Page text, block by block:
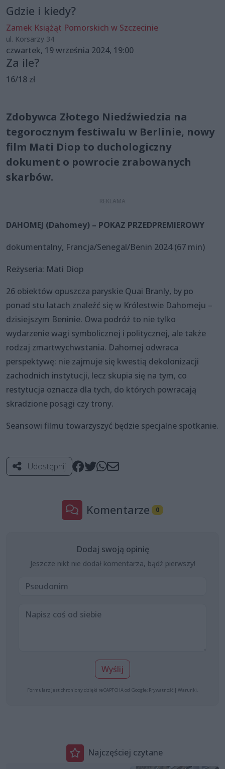
Gdzie i kiedy?
Zamek Książąt Pomorskich w Szczecinie
ul. Korsarzy 34
czwartek, 19 września 2024, 19:00
Za ile?
16/18 zł
Zdobywca Złotego Niedźwiedzia na
tegorocznym festiwalu w Berlinie, nowy
film Mati Diop to duchologiczny
dokument o powrocie zrabowanych
skarbów.
DAHOMEJ (Dahomey) – POKAZ PRZEDPREMIEROWY
dokumentalny, Francja/Senegal/Benin 2024 (67 min)
Reżyseria: Mati Diop
26 obiektów opuszcza paryskie Quai Branly, by po
ponad stu latach znaleźć się w Królestwie Dahomeju –
dzisiejszym Beninie. Owa podróż to nie tylko
wydarzenie wagi symbolicznej i politycznej, ale także
rodzaj zmartwychwstania. Dahomej odwraca
perspektywę: nie zajmuje się kwestią dekolonizacji
zachodnich instytucji, lecz skupia się na tym, co
restytucja oznacza dla tych, do których powracają
skradzione posągi czy trony.
Seansowi filmu towarzyszyć będzie specjalne spotkanie.
Udostępnij
Komentarze 0
Dodaj swoją opinię
Jeszcze nikt nie dodał komentarza, bądź pierwszy!
Wyślij
Formularz jest chroniony dzięki reCAPTCHA od Google: Prywatność | Warunki
Najczęściej czytane